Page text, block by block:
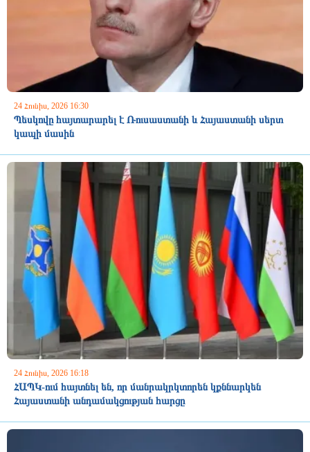
24 Հունիս, 2026 16:30
Պեսկովը հայտարարել է Ռուսաստանի և Հայաստանի սերտ
կապի մասին
24 Հունիս, 2026 16:18
ՀԱՊԿ-ում հայտնել են, որ մանրակրկտորեն կքննարկեն
Հայաստանի անդամակցության հարցը